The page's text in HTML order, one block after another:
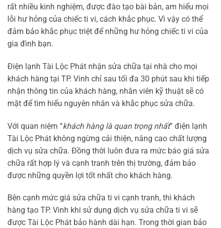
rất nhiều kinh nghiệm, được đào tạo bài bản, am hiểu mọi
lỗi hư hỏng của chiếc ti vi, cách khắc phục. Vì vậy có thể
đảm bảo khắc phục triệt để những hư hỏng chiếc ti vi của
gia đình bạn.
Điện lạnh Tài Lộc Phát nhận sửa chữa tại nhà cho mọi
khách hàng tại TP. Vinh chỉ sau tối đa 30 phút sau khi tiếp
nhận thông tin của khách hàng, nhân viên kỹ thuật sẽ có
mặt để tìm hiểu nguyên nhân và khắc phục sửa chữa.
Với quan niệm “khách hàng là quan trọng nhất” điện lạnh
Tài Lộc Phát không ngừng cải thiện, nâng cao chất lượng
dịch vụ sửa chữa. Đồng thời luôn đưa ra mức báo giá sửa
chữa rất hợp lý và cạnh tranh trên thị trường, đảm bảo
được những quyền lợi tốt nhất cho khách hàng.
Bên cạnh mức giá sửa chữa ti vi cạnh tranh, thì khách
hàng tạo TP. Vinh khi sử dụng dịch vụ sửa chữa ti vi sẽ
được Tài Lộc Phát bảo hành dài hạn. Trong thời gian bảo